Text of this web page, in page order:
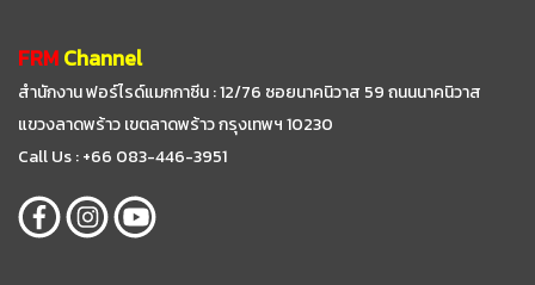
FRMChannel
สำนักงาน ฟอร์ไรด์แมกกาซีน : 12/76 ซอยนาคนิวาส 59ถนนนาคนิวาส
แขวงลาดพร้าว เขตลาดพร้าว กรุงเทพฯ 10230
Call Us : +66 083-446-3951